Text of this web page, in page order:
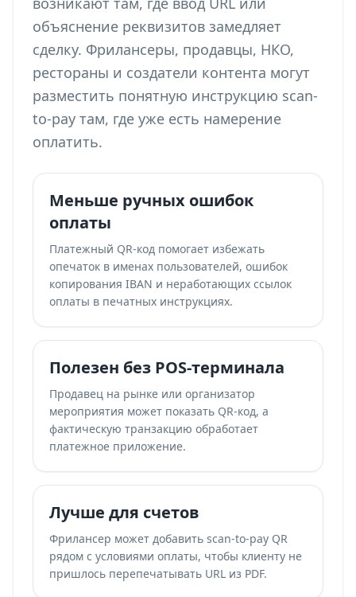
объяснение реквизитов замедляет
сделку. Фрилансеры, продавцы, НКО,
рестораны и создатели контента могут
разместить понятную инструкцию scan-
to-pay там, где уже есть намерение
оплатить.
Меньше ручных ошибок
оплаты
Платежный QR-код помогает избежать
опечаток в именах пользователей, ошибок
копирования IBAN и неработающих ссылок
оплаты в печатных инструкциях.
Полезен без POS-терминала
Продавец на рынке или организатор
мероприятия может показать QR-код, а
фактическую транзакцию обработает
платежное приложение.
Лучше для счетов
Фрилансер может добавить scan-to-pay QR
рядом с условиями оплаты, чтобы клиенту не
пришлось перепечатывать URL из PDF.